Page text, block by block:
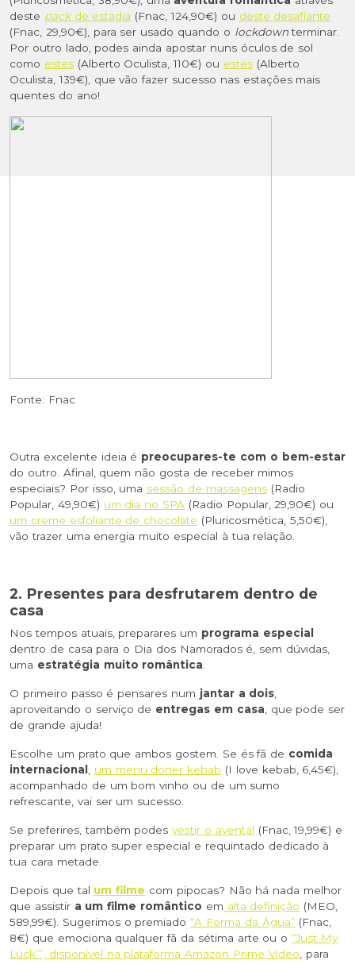
deste packde estadia (Fnac, 124,90€) ou deste desafiante
(Fnac, 29,90€), para ser usado quando o lockdownterminar.
Por outro lado, podes ainda apostar nuns óculos de sol
como estes(Alberto Oculista, 110€) ou estes(Alberto
Oculista, 139€), que vão fazer sucesso nas estações mais
quentes do ano!
Fonte: Fnac
Outra excelente ideia é preocupares-te com o bem-estar
do outro. Afinal, quem não gosta de receber mimos
especiais? Por isso, uma sessão de massagens(Radio
Popular, 49,90€) um dia no SPA (Radio Popular, 29,90€) ou
um creme esfoliante de chocolate (Pluricosmética, 5,50€),
vão trazer uma energia muito especial à tua relação.
2. Presentes para desfrutarem dentro de
casa
Nos tempos atuais, preparares um programa especial
dentro de casa para o Dia dos Namorados é, sem dúvidas,
uma estratégia muito romântica.
O primeiro passo é pensares num jantar a dois,
aproveitando o serviço de entregas em casa, que pode ser
de grande ajuda!
Escolhe um prato que ambos gostem. Se és fã de comida
internacional , um menu doner kebab (I love kebab, 6,45€),
acompanhado de um bom vinho ou de um sumo
refrescante, vai ser um sucesso.
Se preferires, também podesvestir o avental (Fnac, 19,99€) e
preparar um prato super especial e requintado dedicado à
tua cara metade.
Depois que tal um filme com pipocas? Não há nada melhor
que assistira um filme romântico em alta definição (MEO,
589,99€). Sugerimos o premiado“A Forma da Água” (Fnac,
8€) que emociona qualquer fã da sétima arte ou o “Just My
Luck’”, disponível na plataforma Amazon Prime Video, para